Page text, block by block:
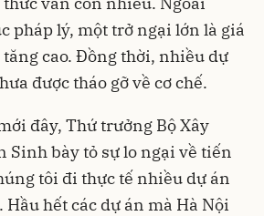
pháp lý, một trở ngại lớn là giá
cao. Đồng thời, nhiều dự
được tháo gỡ về cơ chế.
đây, Thứ trưởng Bộ Xây
Sinh bày tỏ sự lo ngại về tiến
tôi đi thực tế nhiều dự án
hết các dự án mà Hà Nội